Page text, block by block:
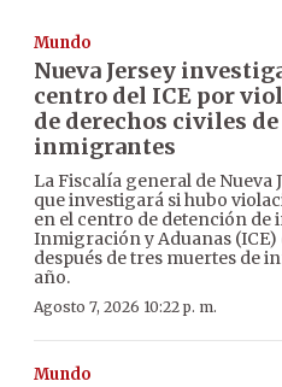
Mundo
Nueva Jersey
centro del ICE por
de derechos civiles de
inmigrantes
La Fiscalía general de Nueva
que investigará si hubo
en el centro de detención
Inmigración y Aduanas (ICE)
después de tres muertes de
año.
Agosto 7, 2026 10:22 p. m.
Mundo